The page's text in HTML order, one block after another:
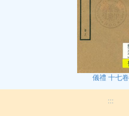
儀禮 十七卷
:::